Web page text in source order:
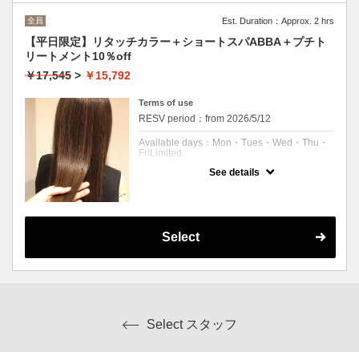
サージなど普段触らないけど、凝り固まりやすい場所のマッサージもさ
せて頂きます。
体が重いな、力が強いマッサージじゃないとなにも感じない方など、ぜ
ひご体感くださいませ☆
もちろん優しめが好きな方も力を調節しての施術も可能です♪
※クレンジングメニューはついてないのでされたい方はオプションから
お選びください。
時間は別途いただきます。
※シャンプーブロー込みのお値段となっております。
※ご予約の際は林をご指名ください。
※価格は税込みです
全員 Est. Duration：Approx. 2 hrs
【平日限定】リタッチカラー＋ショートスパABBA＋プチト
リートメント10％off
￥17,545 > ￥15,792
Terms of use
RESV period：from 2026/5/12
Available days：Mon・Tues・Wed・Thu・
FriLimited
予約可能時刻：Mon 11:00 to 17:00
Fri 11:00 to 17:00
Expiration Date：
サージと血行促進の炭酸シャワー＆キューテ
ィクルケア＆高保湿マスクトリートメント付
See details
Select
Select スタッフ